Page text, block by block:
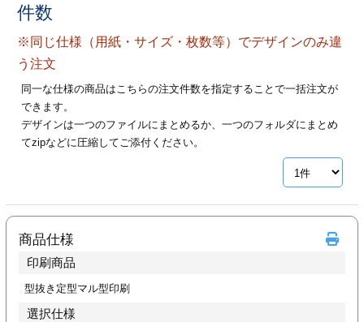
ファイル印刷
ァイル印刷
印刷
印刷
リーブ印刷
加工
ムカード印刷
刷
カード印刷
フォルダー
ァイル印刷
件数
※同じ仕様（用紙・サイズ・枚数等）でデザインのみ違
う注文
同一な仕様の商品はこちらの注文件数を指定することで一括注文が
できます。
デザインは一つのファイルにまとめるか、一つのフォルダにまとめ
てzipなどに圧縮してご添付ください。
商品仕様
印刷商品
型抜き定型マル型印刷
選択仕様